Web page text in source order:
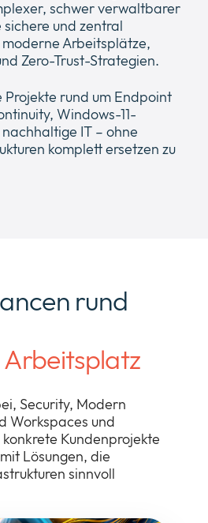
sub
schwer verwaltbarer
und zentral
Arbeitsplätze,
Zero-Trust-Strategien.
Projekte rund um Endpoint
Windows-11-
IT – ohne
komplett ersetzen zu
rund
Arbeitsplatz
Security, Modern
Workspaces und
Kundenprojekte
Lösungen, die
sinnvoll